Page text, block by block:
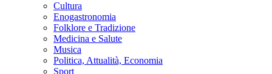
Cultura
Enogastronomia
Folklore e Tradizione
Medicina e Salute
Musica
Politica, Attualità, Economia
Sport